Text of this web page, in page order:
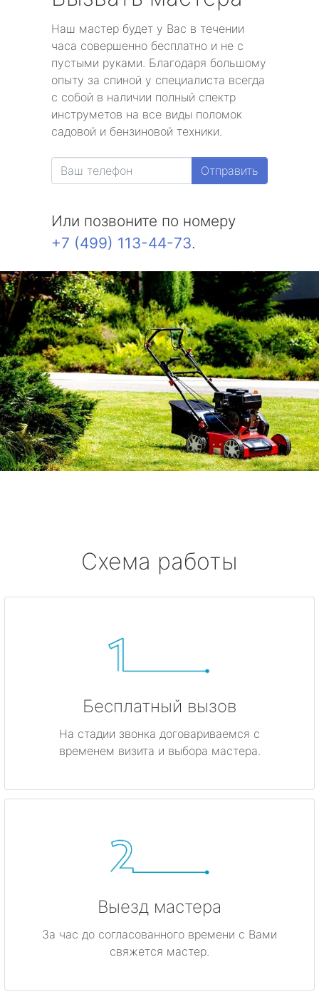
Наш мастер будет у Вас в течении
часа совершенно бесплатно и не с
пустыми руками. Благодаря большому
опыту за спиной у специалиста всегда
с собой в наличии полный спектр
инструметов на все виды поломок
садовой и бензиновой техники.
Отправить
Или позвоните по номеру
+7 (499) 113-44-73.
Схема работы
Бесплатный вызов
На стадии звонка договариваемся с
временем визита и выбора мастера.
Выезд мастера
За час до согласованного времени с Вами
свяжется мастер.